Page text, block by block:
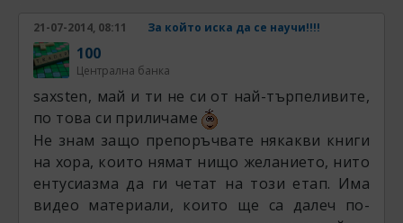
21-07-2014, 08:11 За който иска да се научи!!!!
100
Централна банка
saxsten, май и ти не си от най-търпеливите,
по това си приличаме
Не знам защо препоръчвате някакви книги
на хора, които нямат нищо желанието, нито
ентусиазма да ги четат на този етап. Има
видео материали, които ще са далеч по-